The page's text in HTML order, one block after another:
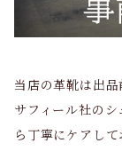
当店の革靴は出品
サフィール社の
ら丁寧にケアし